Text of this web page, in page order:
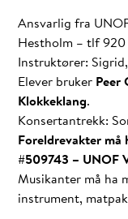
Ansvarlig fra
Hestholm – tlf
Instruktører:
Elever bruker Peer
Klokkeklang.
Konsertantrekk:
Foreldrevakter
#509743 – UNOF
Musikanter må ha
instrument,